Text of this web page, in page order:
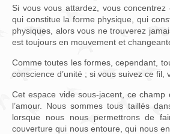
Si vous vous attardez, vous
qui constitue la forme physique, qui
physiques, alors vous ne trouverez
est toujours en mouvement et
Comme toutes les formes, cependant,
conscience d’unité ; si vous suivez ce
Cet espace vide sous-jacent, ce
l’amour. Nous sommes tous taillés
lorsque nous nous permettrons de
couverture qui nous entoure, qui nous